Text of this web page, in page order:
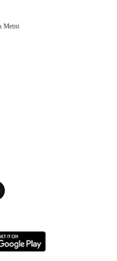
Metni